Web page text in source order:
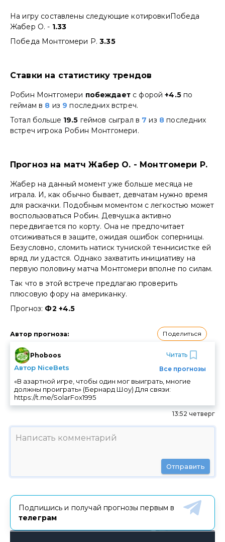
На игру составлены следующие котировкиПобеда
Жабер О. - 1.33
Победа Монтгомери Р.3.35
Ставки на статистику трендов
Робин Монтгомери побеждает с форой+4.5по
геймам в 8 из 9 последних встреч.
Тотал больше 19.5 геймов сыграл в 7из 8 последних
встреч игрока Робин Монтгомери.
Прогноз на матч Жабер О. - Монтгомери Р.
Жабер на данный момент уже больше месяца не
играла. И, как обычно бывает, девчатам нужно время
для раскачки. Подобным моментом с легкостью может
воспользоваться Робин. Девчушка активно
передвигается по корту. Она не предпочитает
отсиживаться в защите, ожидая ошибок соперницы.
Безусловно, сломить натиск туниской теннисистке ей
вряд ли удастся. Однако захватить инициативу на
первую половину матча Монтгомери вполне по силам.
Так что в этой встрече предлагаю проверить
плюсовую фору на американку.
Прогноз: Ф2 +4.5
Автор прогноза: Поделиться
Phoboos
Автор NiceBets
Читать
Все прогнозы
«В азартной игре, чтобы один мог выиграть, многие
должны проиграть» (Бернард Шоу) Для связи:
https://t.me/SolarFox1995
13:52 четверг
Отправить
Подпишись и получай прогнозы первым в
телеграм